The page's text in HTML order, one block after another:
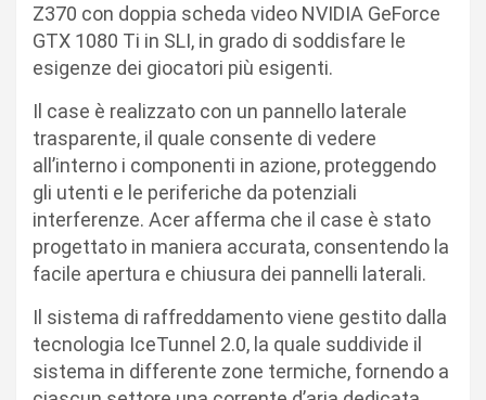
Z370 con doppia scheda video NVIDIA GeForce
GTX 1080 Ti in SLI, in grado di soddisfare le
esigenze dei giocatori più esigenti.
Il case è realizzato con un pannello laterale
trasparente, il quale consente di vedere
all’interno i componenti in azione, proteggendo
gli utenti e le periferiche da potenziali
interferenze. Acer afferma che il case è stato
progettato in maniera accurata, consentendo la
facile apertura e chiusura dei pannelli laterali.
Il sistema di raffreddamento viene gestito dalla
tecnologia IceTunnel 2.0, la quale suddivide il
sistema in differente zone termiche, fornendo a